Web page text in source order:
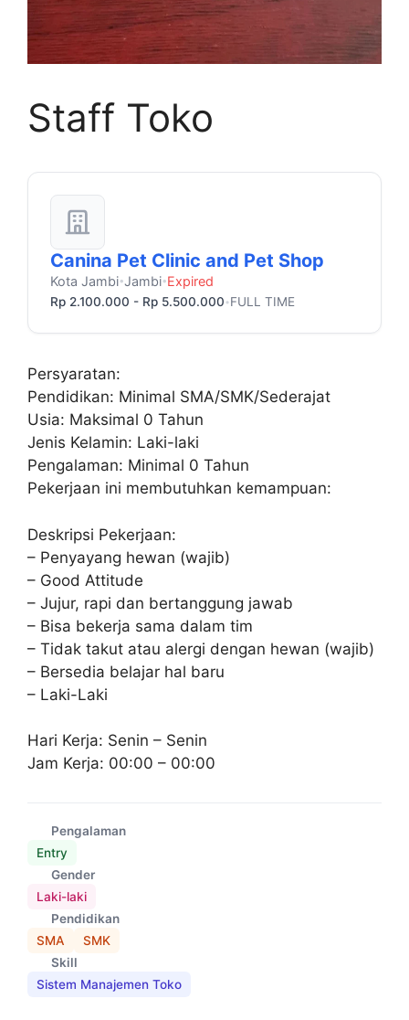
Staff Toko
Canina Pet Clinic and Pet Shop
Kota Jambi•Jambi•Expired
Rp 2.100.000 - Rp 5.500.000 •FULL TIME
Persyaratan:
Pendidikan: Minimal SMA/SMK/Sederajat
Usia: Maksimal 0 Tahun
Jenis Kelamin: Laki-laki
Pengalaman: Minimal 0 Tahun
Pekerjaan ini membutuhkan kemampuan:
Deskripsi Pekerjaan:
– Penyayang hewan (wajib)
– Good Attitude
– Jujur, rapi dan bertanggung jawab
– Bisa bekerja sama dalam tim
– Tidak takut atau alergi dengan hewan (wajib)
– Bersedia belajar hal baru
– Laki-Laki
Hari Kerja: Senin – Senin
Jam Kerja: 00:00 – 00:00
Pengalaman
Entry
Gender
Laki-laki
Pendidikan
SMA
SMK
Skill
Sistem Manajemen Toko